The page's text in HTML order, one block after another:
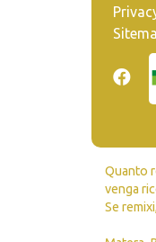
Quanto
venga
Se